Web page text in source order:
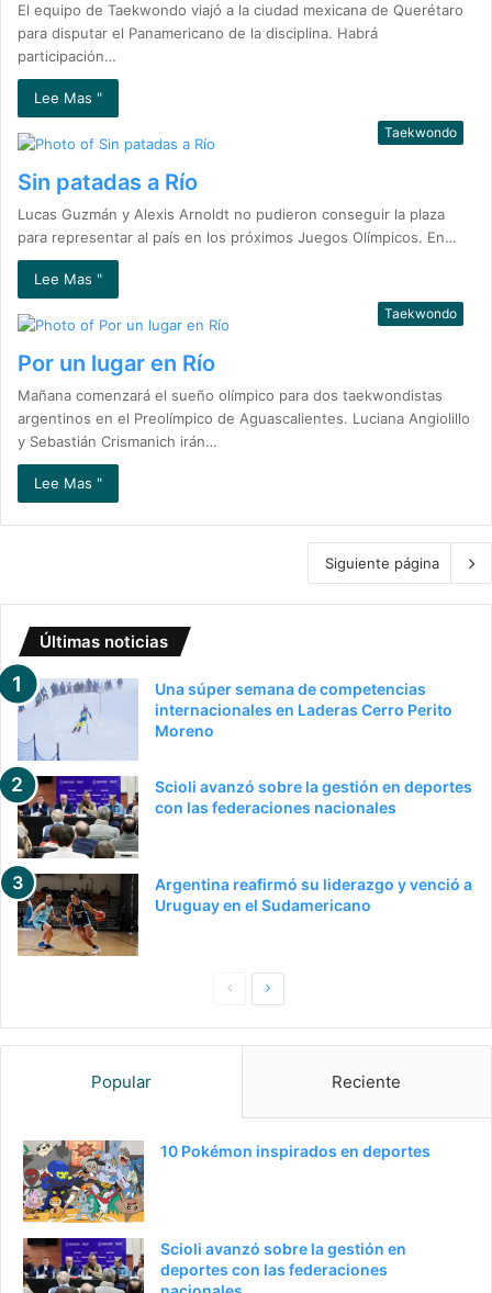
El equipo de Taekwondo viajó a la ciudad mexicana de Querétaro
para disputar el Panamericano de la disciplina. Habrá
participación…
Lee Mas "
Taekwondo
Sin patadas a Río
Lucas Guzmán y Alexis Arnoldt no pudieron conseguir la plaza
para representar al país en los próximos Juegos Olímpicos. En…
Lee Mas "
Taekwondo
Por un lugar en Río
Mañana comenzará el sueño olímpico para dos taekwondistas
argentinos en el Preolímpico de Aguascalientes. Luciana Angiolillo
y Sebastián Crismanich irán…
Lee Mas "
Siguiente página
Últimas noticias
Una súper semana de competencias
internacionales en Laderas Cerro Perito
Moreno
Scioli avanzó sobre la gestión en deportes
con las federaciones nacionales
Argentina reafirmó su liderazgo y venció a
Uruguay en el Sudamericano
g
e
g
p
Popular Reciente
10 Pokémon inspirados en deportes
Scioli avanzó sobre la gestión en
deportes con las federaciones